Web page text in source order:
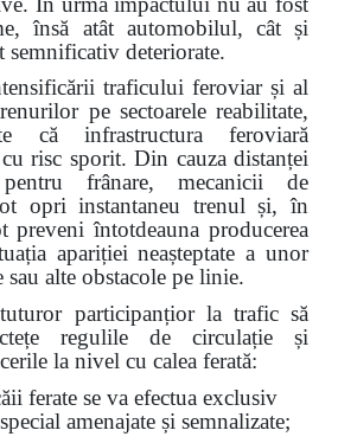
însă atât automobilul, cât și
deteriorate.
traficului feroviar și al
pe sectoarele reabilitate,
că infrastructura feroviară
risc sporit. Din cauza distanței
frânare, mecanicii de
opri instantaneu trenul și, în
preveni întotdeauna producerea
apariției neașteptate a unor
sau alte obstacole pe linie.
participanțior la trafic să
regulile de circulație și
la nivel cu calea ferată:
ferate se va efectua exclusiv
amenajate și semnalizate;